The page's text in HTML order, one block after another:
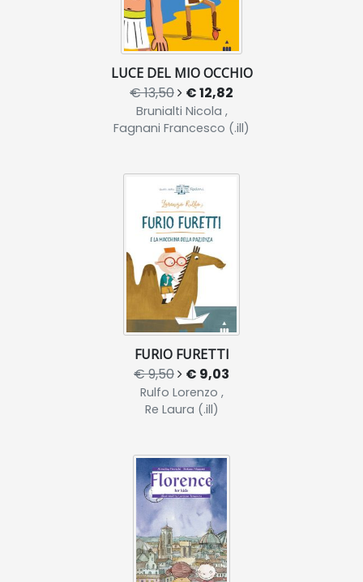
LUCE DEL MIO OCCHIO
€ 13,50 € 12,82
Brunialti Nicola ,
Fagnani Francesco (.ill)
FURIO FURETTI
€ 9,50 € 9,03
Rulfo Lorenzo ,
Re Laura (.ill)